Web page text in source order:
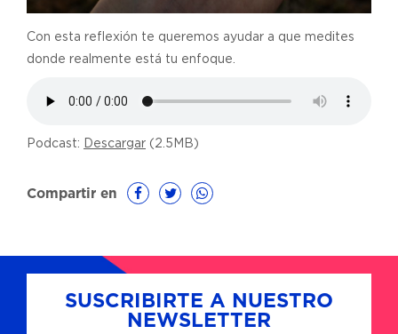
Con esta reflexión te queremos ayudar a que medites
donde realmente está tu enfoque.
Podcast: Descargar (2.5MB)
Compartir en
SUSCRIBIRTE A NUESTRO
NEWSLETTER